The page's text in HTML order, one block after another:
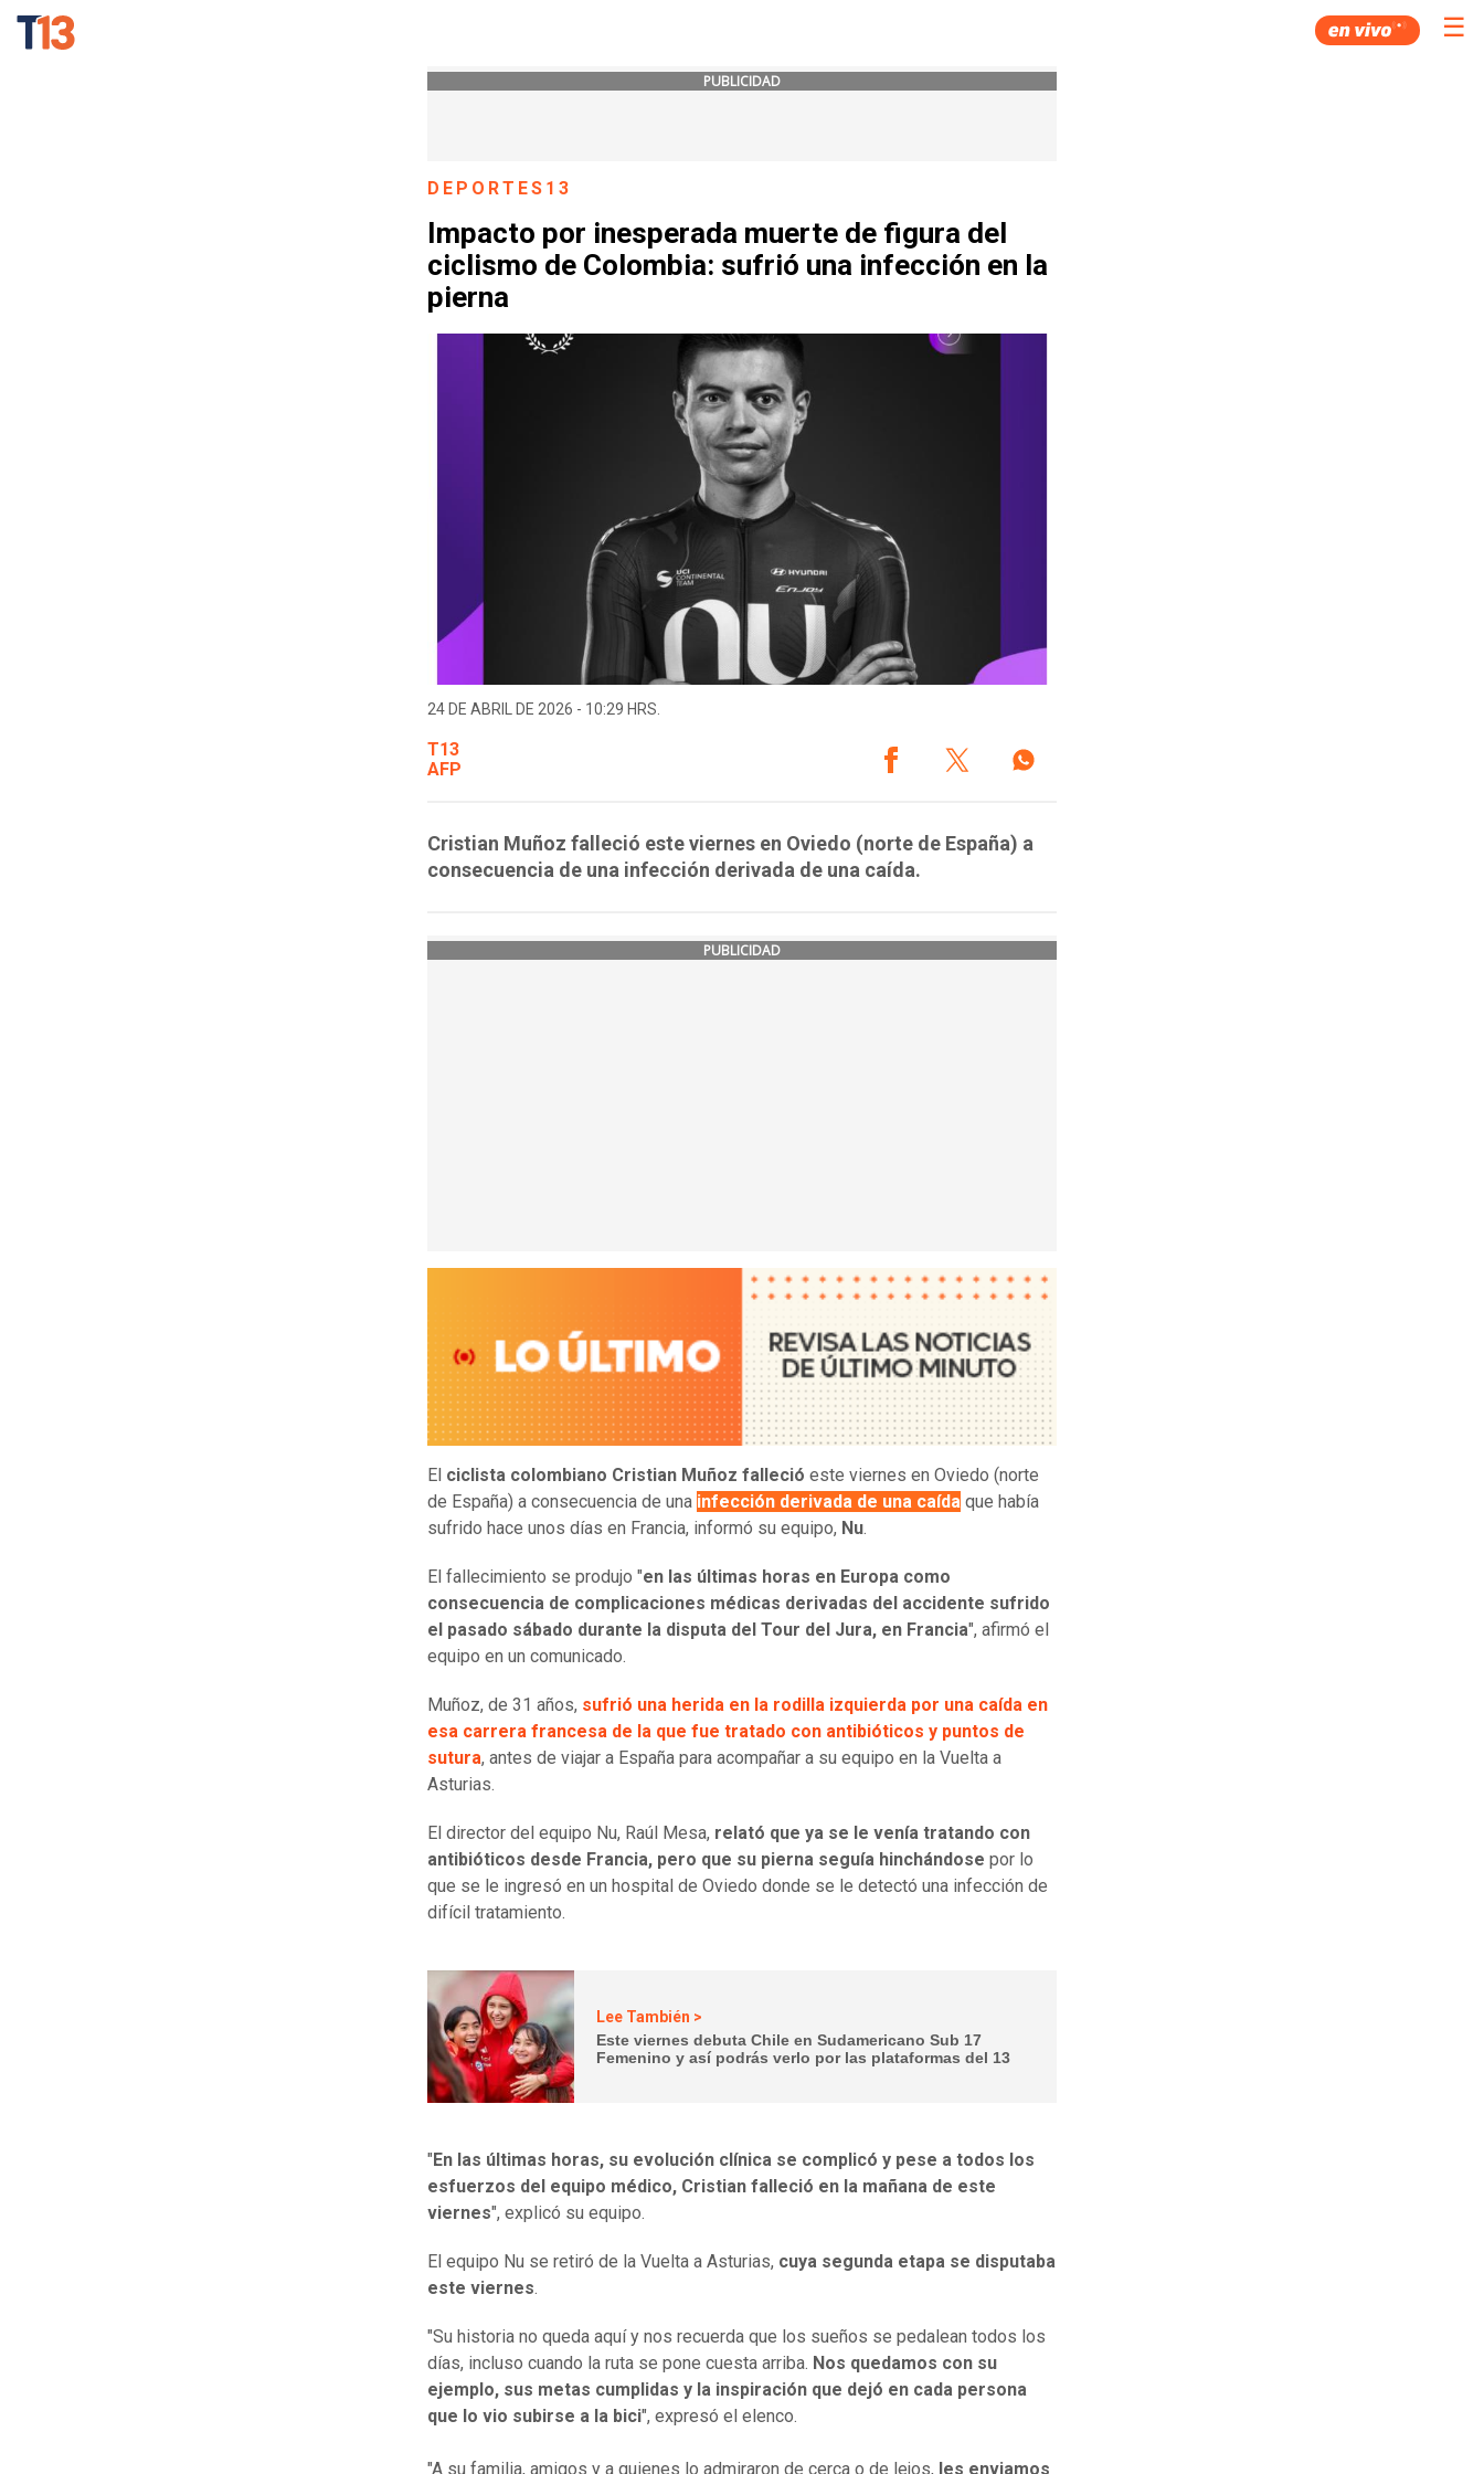
☰
PUBLICIDAD
DEPORTES13
Impacto por inesperada muerte de figura del
ciclismo de Colombia: sufrió una infección en la
pierna
24 DE ABRIL DE 2026 - 10:29 HRS.
T13
AFP
Cristian Muñoz falleció este viernes en Oviedo (norte de España) a
consecuencia de una infección derivada de una caída.
PUBLICIDAD
El ciclista colombiano Cristian Muñoz falleció este viernes en Oviedo (norte
de España) a consecuencia de una infección derivada de una caída que había
sufrido hace unos días en Francia, informó su equipo, Nu.
El fallecimiento se produjo "en las últimas horas en Europa como
consecuencia de complicaciones médicas derivadas del accidente sufrido
el pasado sábado durante la disputa del Tour del Jura, en Francia", afirmó el
equipo en un comunicado.
Muñoz, de 31 años, sufrió una herida en la rodilla izquierda por una caída en
esa carrera francesa de la que fue tratado con antibióticos y puntos de
sutura, antes de viajar a España para acompañar a su equipo en la Vuelta a
Asturias.
El director del equipo Nu, Raúl Mesa, relató que ya se le venía tratando con
antibióticos desde Francia, pero que su pierna seguía hinchándose por lo
que se le ingresó en un hospital de Oviedo donde se le detectó una infección de
difícil tratamiento.
Lee También >
Este viernes debuta Chile en Sudamericano Sub 17
Femenino y así podrás verlo por las plataformas del 13
" En las últimas horas, su evolución clínica se complicó y pese a todos los
esfuerzos del equipo médico, Cristian falleció en la mañana de este
viernes", explicó su equipo.
El equipo Nu se retiró de la Vuelta a Asturias, cuya segunda etapa se disputaba
este viernes.
"Su historia no queda aquí y nos recuerda que los sueños se pedalean todos los
días, incluso cuando la ruta se pone cuesta arriba. Nos quedamos con su
ejemplo, sus metas cumplidas y la inspiración que dejó en cada persona
que lo vio subirse a la bici", expresó el elenco.
"A su familia, amigos y a quienes lo admiraron de cerca o de lejos, les enviamos